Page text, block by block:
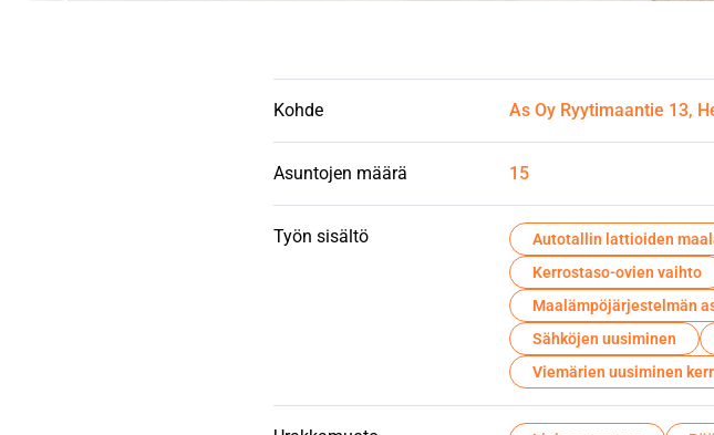
Kohde As Oy Ryytimaantie 13,
Asuntojen määrä 15
Työn sisältö Autotallin lattioiden
Kerrostaso-ovien vaihto
Maalämpöjärjestelmän
Sähköjen uusiminen
Viemärien uusiminen